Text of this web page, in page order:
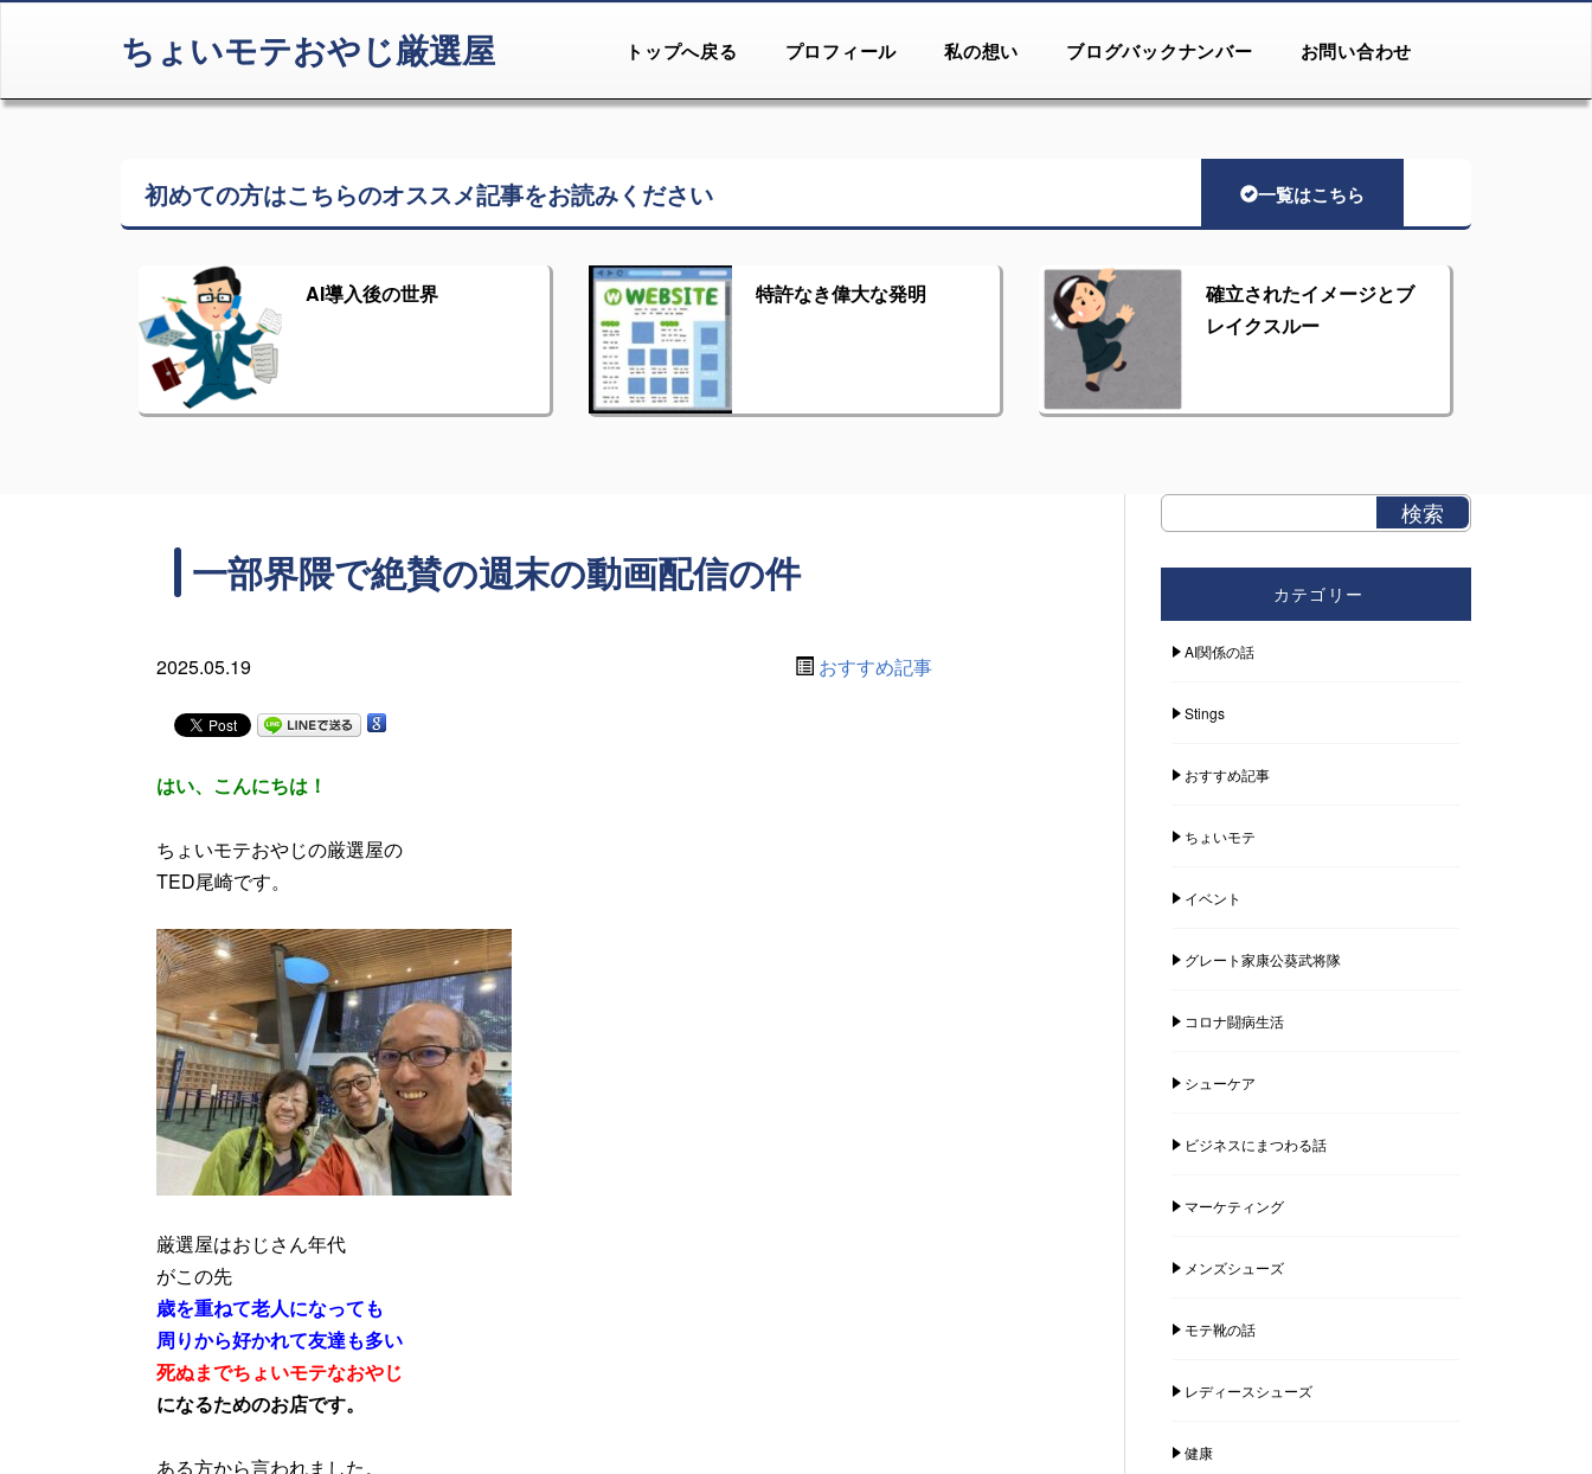
ちょいモテおやじ厳選屋 トップへ戻る プロフィール 私の想い ブログバックナンバー お問い合わせ
初めての方はこちらのオススメ記事をお読みください 一覧はこちら
AI導入後の世界 特許なき偉大な発明
確立されたイメージとブ
レイクスルー
一部界隈で絶賛の週末の動画配信の件
2025.05.19 おすすめ記事
はい、こんにちは！
ちょいモテおやじの厳選屋の
TED尾崎です。
厳選屋はおじさん年代
がこの先
歳を重ねて老人になっても
周りから好かれて友達も多い
死ぬまでちょいモテなおやじ
になるためのお店です。
ある方から言われました。
カテゴリー
AI関係の話
Stings
おすすめ記事
ちょいモテ
イベント
グレート家康公葵武将隊
コロナ闘病生活
シューケア
ビジネスにまつわる話
マーケティング
メンズシューズ
モテ靴の話
レディースシューズ
健康